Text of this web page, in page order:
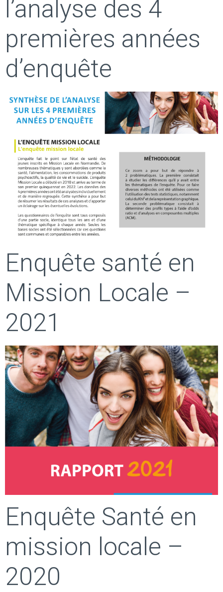
l’analyse des 4
premières années
d’enquête
Enquête santé en
Mission Locale –
2021
Enquête Santé en
mission locale –
2020